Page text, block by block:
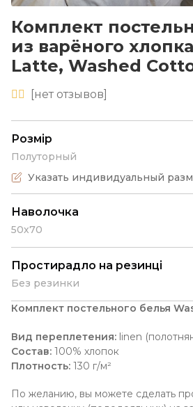
Комплект
из варёного
Latte, Washed
[нетотзывов]
Розмір
Полуторный
Указать индивидуальный
Наволочка
50х70
Простирадло на резинці
Без резинки
Комплект постельного белья
Вид переплетения: linen
Состав: 100% хлопок
Плотность: 130 г/м²
По желанию, вы можете сделать